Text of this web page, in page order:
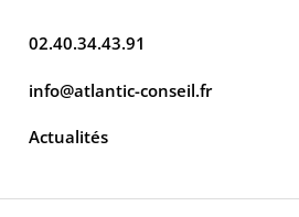
02.40.34.43.91
info@atlantic-conseil.fr
Actualités